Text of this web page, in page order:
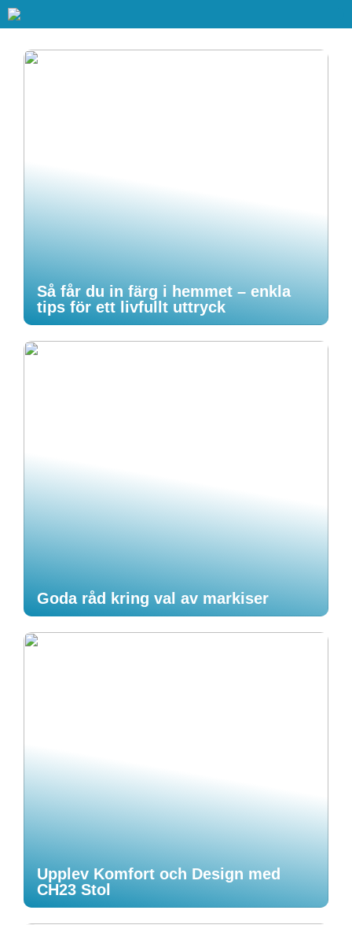
Så får du in färg i hemmet – enkla
tips för ett livfullt uttryck
Goda råd kring val av markiser
Upplev Komfort och Design med
CH23 Stol